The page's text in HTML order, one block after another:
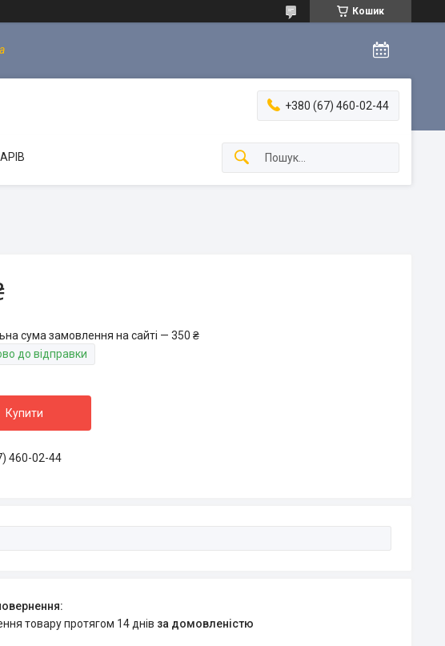
Кошик
+380 (67) 460-02-44
сума замовлення на сайті — 350 ₴
до відправки
Купити
460-02-44
товару протягом 14 днів за домовленістю